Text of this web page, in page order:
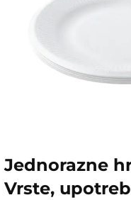
Jednorazne
Vrste,